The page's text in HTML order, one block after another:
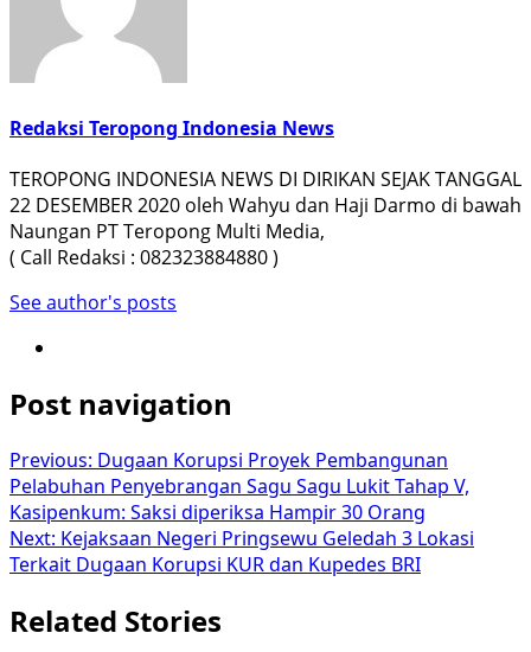
Redaksi Teropong Indonesia News
TEROPONG INDONESIA NEWS DI DIRIKAN SEJAK TANGGAL
22 DESEMBER 2020 oleh Wahyu dan Haji Darmo di bawah
Naungan PT Teropong Multi Media,
( Call Redaksi : 082323884880 )
See author's posts
Post navigation
Previous: Dugaan Korupsi Proyek Pembangunan
Pelabuhan Penyebrangan Sagu Sagu Lukit Tahap V,
Kasipenkum: Saksi diperiksa Hampir 30 Orang
Next: Kejaksaan Negeri Pringsewu Geledah 3 Lokasi
Terkait Dugaan Korupsi KUR dan Kupedes BRI
Related Stories